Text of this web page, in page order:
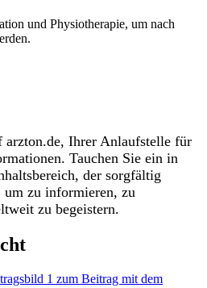
und Physiotherapie, um nach
Ihrer Anlaufstelle für
Tauchen Sie ein in
der sorgfältig
um zu informieren, zu
zu begeistern.